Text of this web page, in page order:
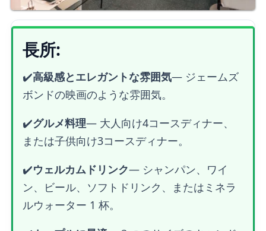
長所:
✔️高級感とエレガントな雰囲気—ジェームズ
ボンドの映画のような雰囲気。
✔️グルメ料理—大人向け4コースディナー、
または子供向け3コースディナー。
✔️ウェルカムドリンク— シャンパン、ワイ
ン、ビール、ソフトドリンク、またはミネラ
ルウォーター 1 杯。